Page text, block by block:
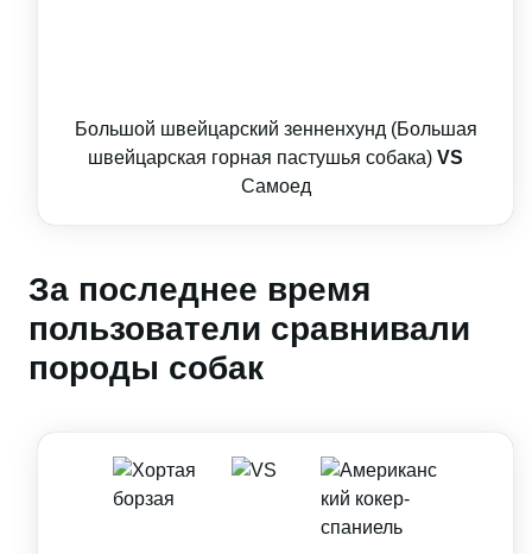
Большой швейцарский зенненхунд (Большая
швейцарская горная пастушья собака) VS
Самоед
За последнее время
пользователи сравнивали
породы собак